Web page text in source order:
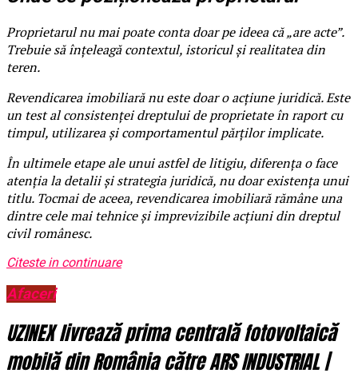
Proprietarul nu mai poate conta doar pe ideea că „are acte”.
Trebuie să înțeleagă contextul, istoricul și realitatea din
teren.
Revendicarea imobiliară nu este doar o acțiune juridică. Este
un test al consistenței dreptului de proprietate în raport cu
timpul, utilizarea și comportamentul părților implicate.
În ultimele etape ale unui astfel de litigiu, diferența o face
atenția la detalii și strategia juridică, nu doar existența unui
titlu. Tocmai de aceea, revendicarea imobiliară rămâne una
dintre cele mai tehnice și imprevizibile acțiuni din dreptul
civil românesc.
Citeste in continuare
Afaceri
UZINEX livrează prima centrală fotovoltaică
mobilă din România către ARS INDUSTRIAL |